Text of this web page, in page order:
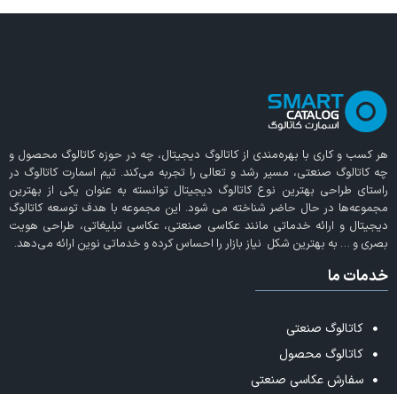
هر کسب و کاری با بهره‌مندی ازکاتالوگ دیجیتال، چه در حوزه کاتالوگ محصول و
چه کاتالوگ صنعتی، مسیر رشد و تعالی را تجربه می‌کند. تیم اسمارت کاتالوگ در
راستای طراحی بهترین نوع کاتالوگ دیجیتال توانسته به عنوان یکی از بهترین
مجموعه‌ها در حال حاضر شناخته می‌ شود. این مجموعه با هدف توسعه کاتالوگ
دیجیتال و ارائه خدماتی مانند عکاسی صنعتی، عکاسی تبلیغاتی، طراحی هویت
بصری و … به بهترین شکل نیاز بازار را احساس کرده و خدماتی نوین ارائه می‌دهد.
خدمات ما
کاتالوگ صنعتی
کاتالوگ محصول
سفارش عکاسی صنعتی